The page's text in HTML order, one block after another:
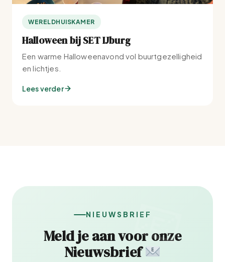
WERELDHUISKAMER
Halloween bij SET IJburg
Een warme Halloweenavond vol buurtgezelligheid
en lichtjes.
Lees verder
NIEUWSBRIEF
Meld je aan voor onze
Nieuwsbrief